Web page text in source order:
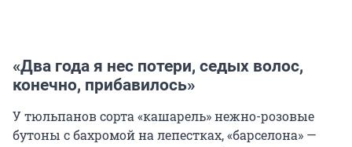
«Два года я нес потери, седых волос,
конечно, прибавилось»
У тюльпанов сорта «кашарель» нежно-розовые
бутоны с бахромой на лепестках, «барселона» —